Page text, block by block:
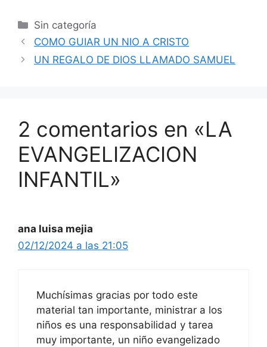
Sin categoría
COMO GUIAR UN NIO A CRISTO
UN REGALO DE DIOS LLAMADO SAMUEL
2 comentarios en «LA
EVANGELIZACION
INFANTIL»
ana luisa mejia
02/12/2024 a las 21:05
Muchísimas gracias por todo este
material tan importante, ministrar a los
niños es una responsabilidad y tarea
muy importante, un niño evangelizado